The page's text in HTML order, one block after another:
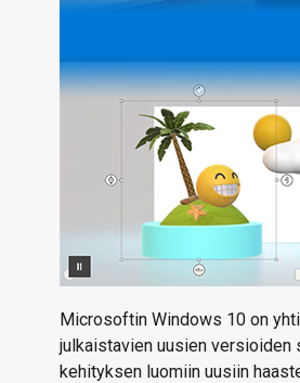
Microsoftin Windows 10 on
julkaistavien uusien versioiden
kehityksen luomiin uusiin